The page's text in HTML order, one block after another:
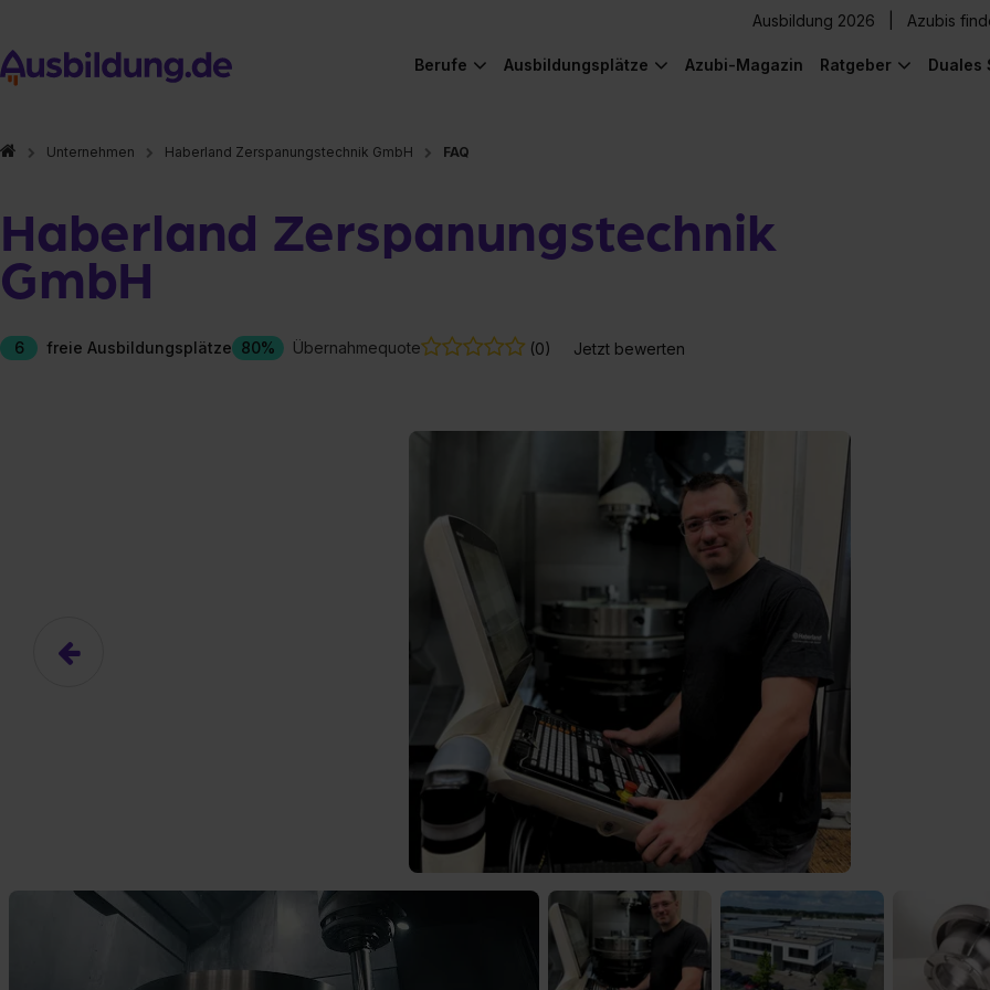
Ausbildung 2026 Azubis
Berufe Ausbildungsplätze Azubi-Magazin Ratgeber Duales
Unternehmen Haberland Zerspanungstechnik GmbH FAQ
Haberland Zerspanungstechnik
GmbH
6 freie Ausbildungsplätze 80% Übernahmequote (0) Jetzt bewerten
Hier gibt es (eigentlich) was Cooles zu sehen!
Das hier ist ein Platzhalter für Video-Content von YouTube. Neugierig? Dann schalte die Inhalte jetzt
Ja, ich erlaube die externen Inhalte von YouTube.
Ich bin damit einverstanden, dass mir die externen Inhalte angezeigt werden. Personenbezogene Daten
an Drittplattformen übermittelt werden. Mehr Infos gibt es in der
Datenschutzerklärung